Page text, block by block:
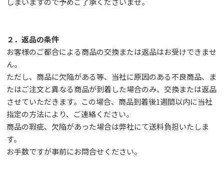
２．返品の条件
お客様のご都合による商品の交換または返品はお受けできませ
ん。
ただし、 商品に欠陥がある等、当社に原因のある不良商品、ま
たはご注文と異なる商品が到着した場合のみ、交換または返品
させていただきます。この場合、商品到着後1週間以内に当社
指定の方法により、ご連絡ください。
商品の瑕疵、欠陥があった場合は弊社にて送料負担いたしま
す。
お手数ですが事前にお問合せください。